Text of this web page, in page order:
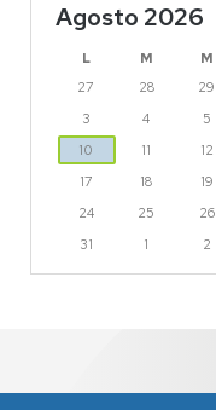
Agosto 2026
L M M
27
28 29
3
4 5
10
11 12
17
18 19
24
25 26
31
1 2